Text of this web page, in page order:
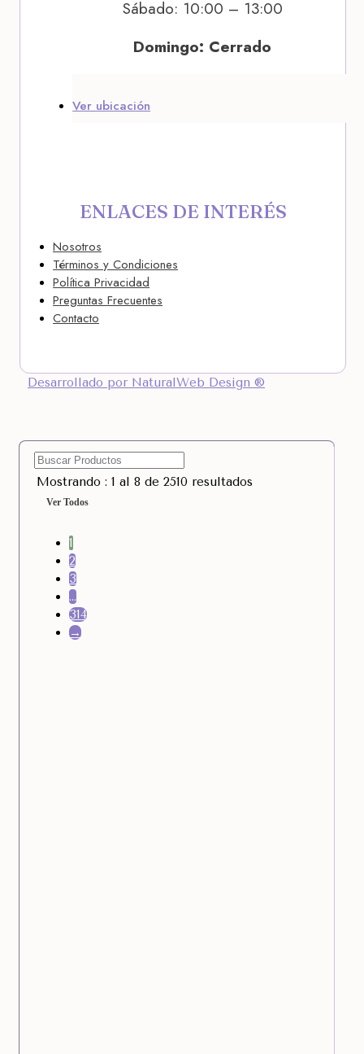
Sábado: 10:00 – 13:00
Domingo: Cerrado
Ver ubicación
ENLACES DE INTERÉS
Nosotros
Términos y Condiciones
Política Privacidad
Preguntas Frecuentes
Contacto
Desarrollado por NaturalWeb Design ®
Mostrando : 1 al 8 de 2510 resultados
Ver Todos
1
2
3
…
314
→